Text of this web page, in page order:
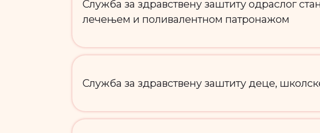
Служба за здравствену заштиту одраслог
лечењем и поливалентном патронажом
Служба за здравствену заштиту деце,